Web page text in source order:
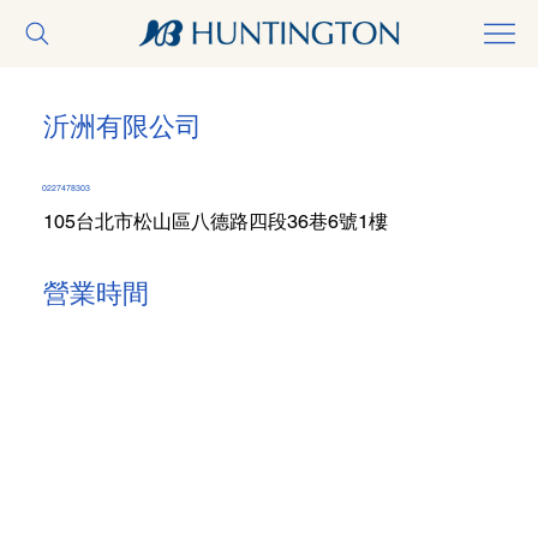
營業時間
沂洲有限公司
0227478303
105台北市松山區八德路四段36巷6號1樓